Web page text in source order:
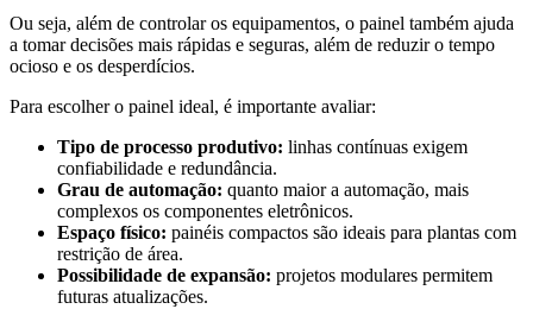
Ou seja, além de controlar os equipamentos, o painel também ajuda
a tomar decisões mais rápidas e seguras, além de reduzir o tempo
ocioso e os desperdícios.
Para escolher o painel ideal, é importante avaliar:
Tipo de processo produtivo: linhas contínuas exigem
confiabilidade e redundância.
Grau de automação: quanto maior a automação, mais
complexos os componentes eletrônicos.
Espaço físico: painéis compactos são ideais para plantas com
restrição de área.
Possibilidade de expansão: projetos modulares permitem
futuras atualizações.